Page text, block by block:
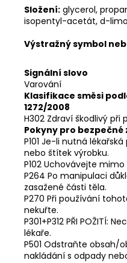
Složení: glycerol,
isopentyl-acetát, d-
Výstražný symbol
Signální slovo
Varování
Klasifikace směsi
1272/2008
H302 Zdraví škodlivý při
Pokyny pro bezpečné
P101 Je-li nutná
nebo štítek výrobku.
P102 Uchovávejte
P264 Po manipulaci
zasažené části těla.
P270 Při používání
nekuřte.
P301+P312 PŘI POŽITÍ:
lékaře.
P501 Odstraňte obsah/
nakládání s odpady